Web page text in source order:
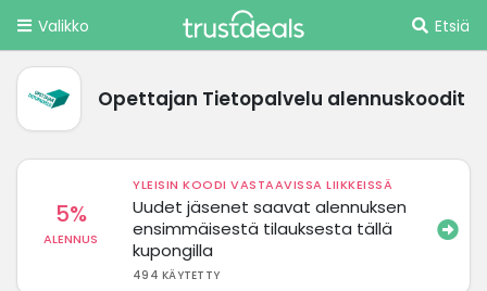
Valikko Etsiä
Opettajan Tietopalvelu alennuskoodit
5%
ALENNUS
YLEISIN KOODI VASTAAVISSA LIIKKEISSÄ
Uudet jäsenet saavat alennuksen
ensimmäisestä tilauksesta tällä
kupongilla
494 KÄYTETTY